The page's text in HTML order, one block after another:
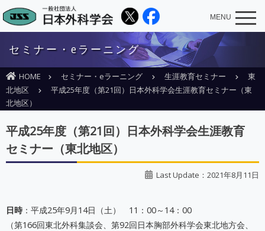
MENU
セミナー・eラーニング
HOME セミナー・eラーニング 生涯教育セミナー
東
北地区
平成25年度（第21回）日本外科学会生涯教育セミナー（東
北地区）
平成25年度（第21回）日本外科学会生涯教育
セミナー（東北地区）
Last Update：2021年8月11日
日時：平成25年9月14日（土） 11：00～14：00
（第166回東北外科集談会、第92回日本胸部外科学会東北地方会、